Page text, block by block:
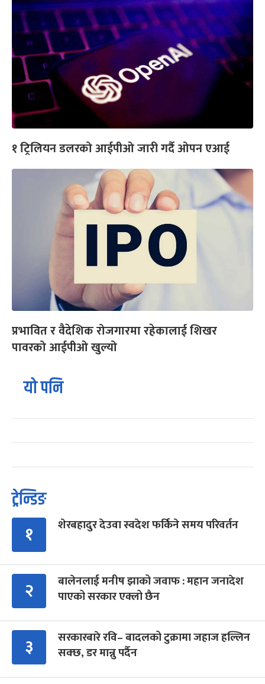
१ ट्रिलियन डलरको आईपीओ जारी गर्दै ओपन एआई
प्रभावित र वैदेशिक रोजगारमा रहेकालाई शिखर
पावरको आईपीओ खुल्यो
यो पनि
ट्रेन्डिङ
१ शेरबहादुर देउवा स्वदेश फर्किने समय परिवर्तन
२
बालेनलाई मनीष झाको जवाफ : महान जनादेश
पाएको सरकार एक्लो छैन
३
सरकारबारे रवि– बादलको टुक्रामा जहाज हल्लिन
सक्छ, डर मान्नु पर्दैन